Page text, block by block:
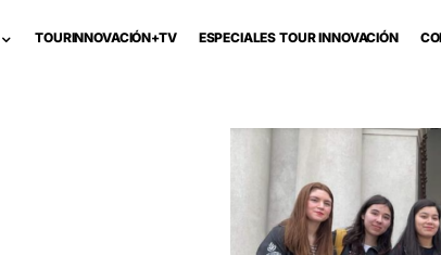
TOURINNOVACIÓN+TV ESPECIALES TOUR INNOVACIÓN